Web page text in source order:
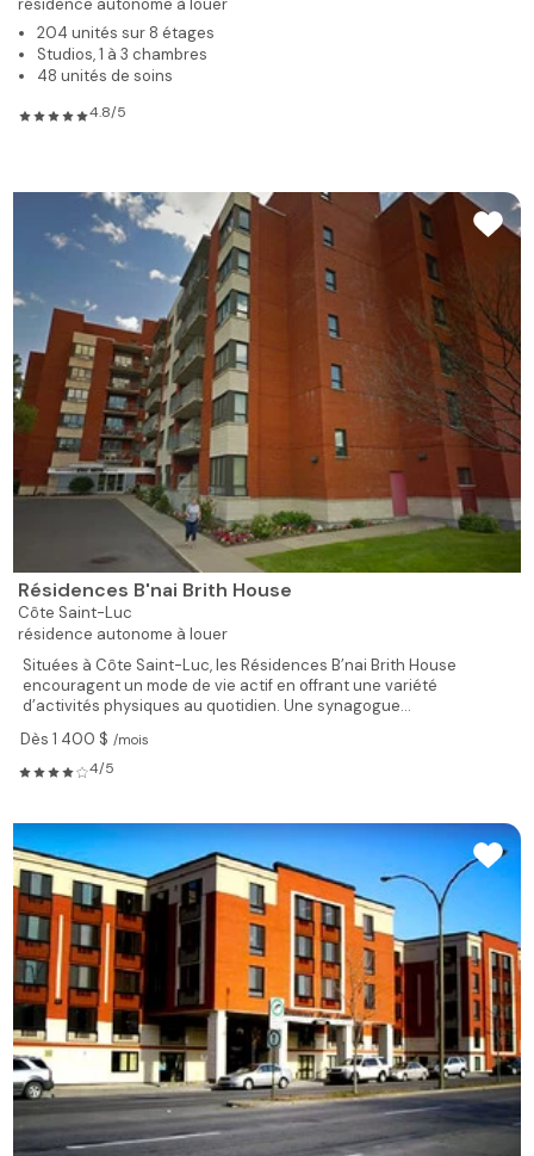
204 unités sur 8 étages
Studios, 1 à 3 chambres
48 unités de soins
4.8/5
Résidences B'nai Brith House
Côte Saint-Luc
résidence autonome à louer
Situées à Côte Saint-Luc, les Résidences B’nai Brith House
encouragent un mode de vie actif en offrant une variété
d’activités physiques au quotidien. Une synagogue...
Dès 1 400 $ /mois
4/5